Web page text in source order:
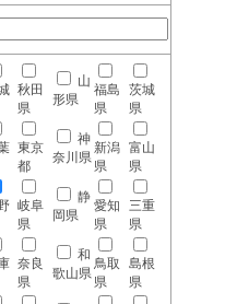
秋田
県
山
形県
福島
県
茨城
県
東京
都
神
奈川県
新潟
県
富山
県
岐阜
県
静
岡県
愛知
県
三重
県
奈良
県
和
歌山県
鳥取
県
島根
県